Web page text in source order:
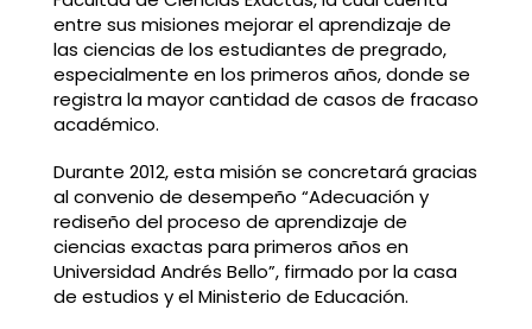
entre sus misiones mejorar el aprendizaje de
las ciencias de los estudiantes de pregrado,
especialmente en los primeros años, donde se
registra la mayor cantidad de casos de fracaso
académico.
Durante 2012, esta misión se concretará gracias
al convenio de desempeño “Adecuación y
rediseño del proceso de aprendizaje de
ciencias exactas para primeros años en
Universidad Andrés Bello”, firmado por la casa
de estudios y el Ministerio de Educación.